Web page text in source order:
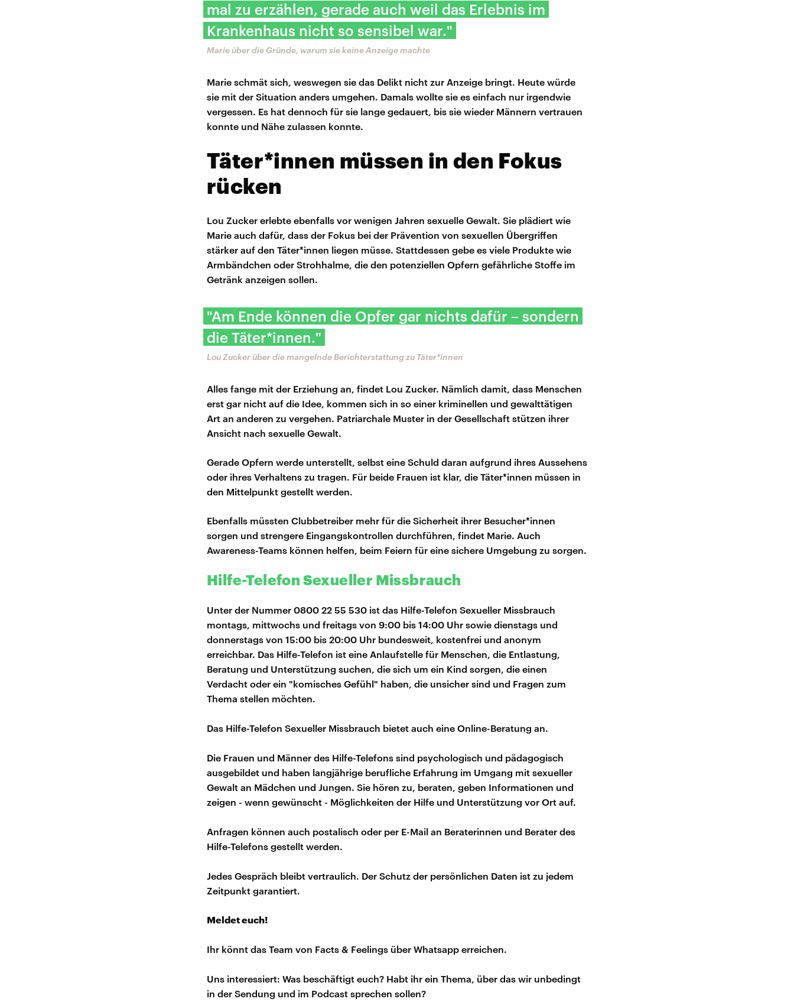
mal zu erzählen, gerade auch weil das Erlebnis im
Krankenhaus nicht so sensibel war."
Marie über die Gründe, warum sie keine Anzeige machte
Marie schmät sich, weswegen sie das Delikt nicht zur Anzeige bringt. Heute würde
sie mit der Situation anders umgehen. Damals wollte sie es einfach nur irgendwie
vergessen. Es hat dennoch für sie lange gedauert, bis sie wieder Männern vertrauen
konnte und Nähe zulassen konnte.
Täter*innen müssen in den Fokus
rücken
Lou Zucker erlebte ebenfalls vor wenigen Jahren sexuelle Gewalt. Sie plädiert wie
Marie auch dafür, dass der Fokus bei der Prävention von sexuellen Übergriffen
stärker auf den Täter*innen liegen müsse. Stattdessen gebe es viele Produkte wie
Armbändchen oder Strohhalme, die den potenziellen Opfern gefährliche Stoffe im
Getränk anzeigen sollen.
"Am Ende können die Opfer gar nichts dafür – sondern
die Täter*innen."
Lou Zucker über die mangelnde Berichterstattung zu Täter*innen
Alles fange mit der Erziehung an, findet Lou Zucker. Nämlich damit, dass Menschen
erst gar nicht auf die Idee, kommen sich in so einer kriminellen und gewalttätigen
Art an anderen zu vergehen. Patriarchale Muster in der Gesellschaft stützen ihrer
Ansicht nach sexuelle Gewalt.
Gerade Opfern werde unterstellt, selbst eine Schuld daran aufgrund ihres Aussehens
oder ihres Verhaltens zu tragen. Für beide Frauen ist klar, die Täter*innen müssen in
den Mittelpunkt gestellt werden.
Ebenfalls müssten Clubbetreiber mehr für die Sicherheit ihrer Besucher*innen
sorgen und strengere Eingangskontrollen durchführen, findet Marie. Auch
Awareness-Teams können helfen, beim Feiern für eine sichere Umgebung zu sorgen.
Hilfe-Telefon Sexueller Missbrauch
Unter der Nummer 0800 22 55 530 ist das Hilfe-Telefon Sexueller Missbrauch
montags, mittwochs und freitags von 9:00 bis 14:00 Uhr sowie dienstags und
donnerstags von 15:00 bis 20:00 Uhr bundesweit, kostenfrei und anonym
erreichbar. Das Hilfe-Telefon ist eine Anlaufstelle für Menschen, die Entlastung,
Beratung und Unterstützung suchen, die sich um ein Kind sorgen, die einen
Verdacht oder ein "komisches Gefühl" haben, die unsicher sind und Fragen zum
Thema stellen möchten.
Das Hilfe-Telefon Sexueller Missbrauch bietet auch eine Online-Beratung an.
Die Frauen und Männer des Hilfe-Telefons sind psychologisch und pädagogisch
ausgebildet und haben langjährige berufliche Erfahrung im Umgang mit sexueller
Gewalt an Mädchen und Jungen. Sie hören zu, beraten, geben Informationen und
zeigen - wenn gewünscht - Möglichkeiten der Hilfe und Unterstützung vor Ort auf.
Anfragen können auch postalisch oder per E-Mail an Beraterinnen und Berater des
Hilfe-Telefons gestellt werden.
Jedes Gespräch bleibt vertraulich. Der Schutz der persönlichen Daten ist zu jedem
Zeitpunkt garantiert.
Meldet euch!
Ihr könnt das Team von Facts & Feelings über Whatsapp erreichen.
Uns interessiert: Was beschäftigt euch? Habt ihr ein Thema, über das wir unbedingt
in der Sendung und im Podcast sprechen sollen?